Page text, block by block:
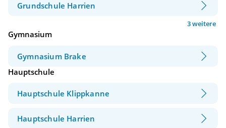
Grundschule Harrien
3 weitere
Gymnasium
Gymnasium Brake
Hauptschule
Hauptschule Klippkanne
Hauptschule Harrien